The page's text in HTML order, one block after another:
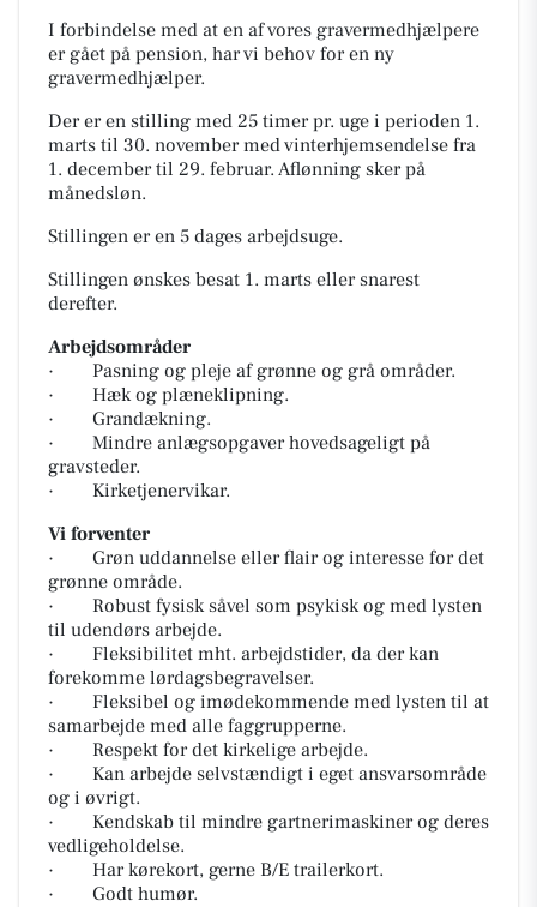
I forbindelse med at en af vores gravermedhjælpere
er gået på pension, har vi behov for en ny
gravermedhjælper.
Der er en stilling med 25 timer pr. uge i perioden 1.
marts til 30. november med vinterhjemsendelse fra
1. december til 29. februar. Aflønning sker på
månedsløn.
Stillingen er en 5 dages arbejdsuge.
Stillingen ønskes besat 1. marts eller snarest
derefter.
Arbejdsområder
· Pasning og pleje af grønne og grå områder.
· Hæk og plæneklipning.
· Grandækning.
· Mindre anlægsopgaver hovedsageligt på
gravsteder.
· Kirketjenervikar.
Vi forventer
· Grøn uddannelse eller flair og interesse for det
grønne område.
· Robust fysisk såvel som psykisk og med lysten
til udendørs arbejde.
· Fleksibilitet mht. arbejdstider, da der kan
forekomme lørdagsbegravelser.
· Fleksibel og imødekommende med lysten til at
samarbejde med alle faggrupperne.
· Respekt for det kirkelige arbejde.
· Kan arbejde selvstændigt i eget ansvarsområde
og i øvrigt.
· Kendskab til mindre gartnerimaskiner og deres
vedligeholdelse.
· Har kørekort, gerne B/E trailerkort.
· Godt humør.